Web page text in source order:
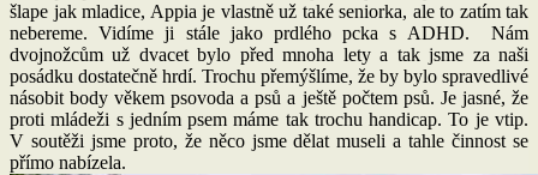
šlape jak mladice, Appia je vlastně už také seniorka, ale to zatím tak
nebereme. Vidíme ji stále jako prdlého pcka s ADHD. Nám
dvojnožcům už dvacet bylo před mnoha lety a tak jsme za naši
posádku dostatečně hrdí. Trochu přemýšlíme, že by bylo spravedlivé
násobit body věkem psovoda a psů a ještě počtem psů. Je jasné, že
proti mládeži s jedním psem máme tak trochu handicap. To je vtip.
V soutěži jsme proto, že něco jsme dělat museli a tahle činnost se
přímo nabízela.